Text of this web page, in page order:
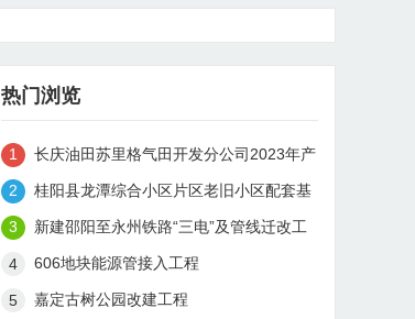
热门浏览
长庆油田苏里格气田开发分公司2023年产
能建设项目组中小型场站土建及管线土石
桂阳县龙潭综合小区片区老旧小区配套基
础设施改造、桂阳县老物价局片区老旧小
新建邵阳至永州铁路“三电”及管线迁改工
程监理
606地块能源管接入工程
嘉定古树公园改建工程